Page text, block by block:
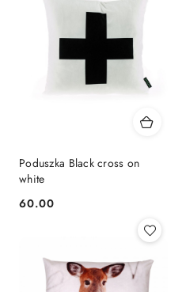
Poduszka Black cross on
white
Cena:
60.00